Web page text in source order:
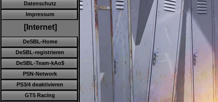
Datenschutz
Impressum
[Internet]
DeSBL-Home
DeSBL-registrieren
DeSBL-Team-kAo$
PSN-Network
PS3/4 deaktivieren
GT5 Racing